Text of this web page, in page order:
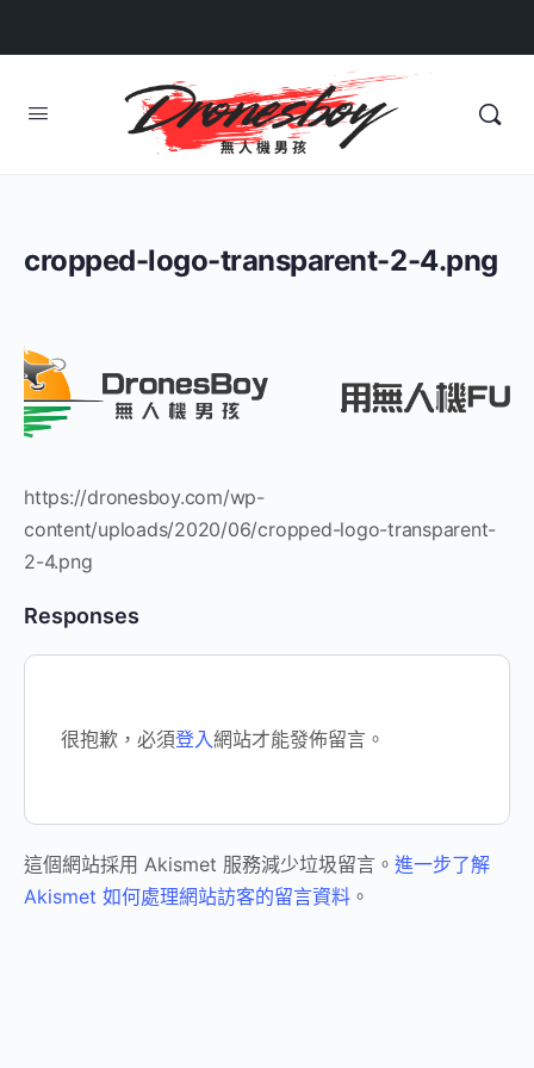
cropped-logo-transparent-2-4.png
https://dronesboy.com/wp-
content/uploads/2020/06/cropped-logo-transparent-
2-4.png
Responses
很抱歉，必須登入網站才能發佈留言。
這個網站採用 Akismet 服務減少垃圾留言。 進一步了解
Akismet 如何處理網站訪客的留言資料 。